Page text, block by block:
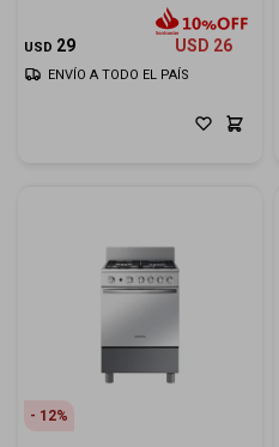
USD 29 USD 26
ENVÍO A TODO EL PAÍS
12